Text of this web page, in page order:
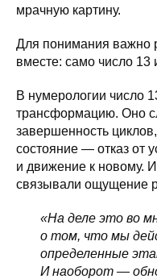
мрачную картину.
Для понимания важно
вместе: само число 13
В нумерологии число
трансформацию. Оно
завершенность
состояние — отказ от
и движение к новому.
связывали ощущение
«На деле это во
о том, что мы
определенные
И наоборот —